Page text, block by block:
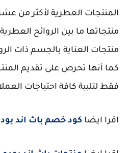
المنتجات العطرية لأكثر من
منتجاتها ما بين الروائح
منتجات العناية بالجسم ذات
كما أنها تحرص على تقديم
فقط لتلبية كافة احتياجات
اقرا ايضا كود خصم باث اند